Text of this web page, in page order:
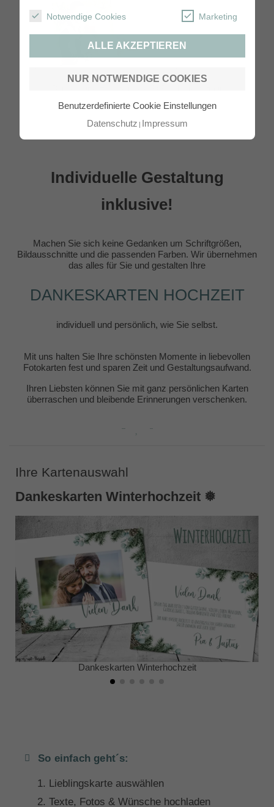
Notwendige Cookies Marketing
ALLE AKZEPTIEREN
NUR NOTWENDIGE COOKIES
Benutzerdefinierte Cookie Einstellungen
Datenschutz Impressum
Individuelle Gestaltung
inklusive!
Machen Sie sich keine Gedanken um Schriftgrößen,
Bildausschnitte und die passenden Farben. Wir übernehmen
das alles für Sie und gestalten Ihre
DANKESKARTEN HOCHZEIT
individuell und persönlich, wie Sie selbst.
Mit uns halten Sie Ihre schönsten Momente in liebevollen
Fotokarten fest und sparen Zeit und Gestaltungsaufwand.
Ihren Liebsten können Sie mit ganz persönlichen Karten
überraschen und bleibende Erinnerungen verschenken.
Ihre Kartenauswahl
Dankeskarten Winterhochzeit ❅
Dankeskarten Winterhochzeit
So einfach geht´s:
Lieblingskarte auswählen
Texte, Fotos & Wünsche hochladen